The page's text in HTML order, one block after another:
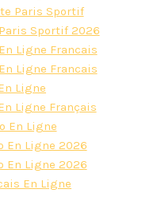
Paris Sportif
Sportif 2026
Ligne Francais
Ligne Francais
Ligne
Ligne Français
En Ligne
En Ligne 2026
En Ligne 2026
En Ligne